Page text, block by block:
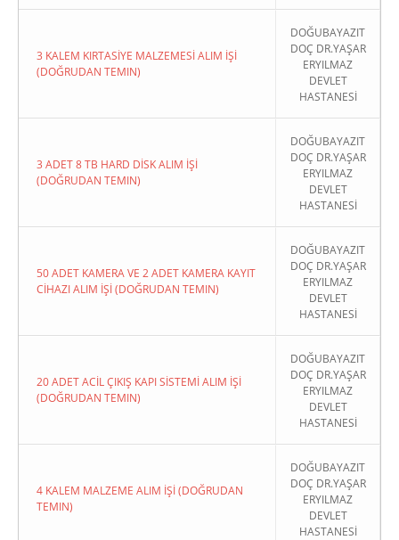
3 KALEM KIRTASİYE MALZEMESİ ALIM İŞİ
(DOĞRUDAN TEMIN)
DOĞUBAYAZIT
DOÇ DR.YAŞAR
ERYILMAZ
DEVLET
HASTANESİ
3 ADET 8 TB HARD DİSK ALIM İŞİ
(DOĞRUDAN TEMIN)
DOĞUBAYAZIT
DOÇ DR.YAŞAR
ERYILMAZ
DEVLET
HASTANESİ
50 ADET KAMERA VE 2 ADET KAMERA KAYIT
CİHAZI ALIM İŞİ (DOĞRUDAN TEMIN)
DOĞUBAYAZIT
DOÇ DR.YAŞAR
ERYILMAZ
DEVLET
HASTANESİ
20 ADET ACİL ÇIKIŞ KAPI SİSTEMİ ALIM İŞİ
(DOĞRUDAN TEMIN)
DOĞUBAYAZIT
DOÇ DR.YAŞAR
ERYILMAZ
DEVLET
HASTANESİ
4 KALEM MALZEME ALIM İŞİ (DOĞRUDAN
TEMIN)
DOĞUBAYAZIT
DOÇ DR.YAŞAR
ERYILMAZ
DEVLET
HASTANESİ